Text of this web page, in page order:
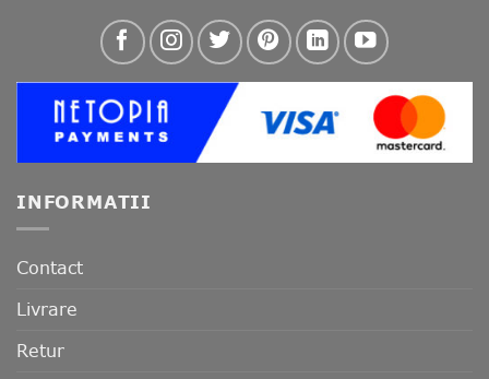
INFORMATII
Contact
Livrare
Retur